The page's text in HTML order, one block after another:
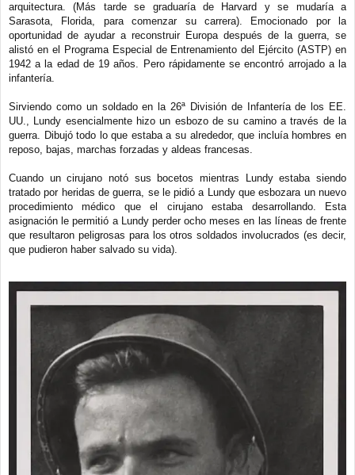
arquitectura. (Más tarde se graduaría de Harvard y se mudaría a
Sarasota, Florida, para comenzar su carrera). Emocionado por la
oportunidad de ayudar a reconstruir Europa después de la guerra, se
alistó en el Programa Especial de Entrenamiento del Ejército (ASTP) en
1942 a la edad de 19 años. Pero rápidamente se encontró arrojado a la
infantería.
Sirviendo como un soldado en la 26ª División de Infantería de los EE.
UU., Lundy esencialmente hizo un esbozo de su camino a través de la
guerra. Dibujó todo lo que estaba a su alrededor, que incluía hombres en
reposo, bajas, marchas forzadas y aldeas francesas.
Cuando un cirujano notó sus bocetos mientras Lundy estaba siendo
tratado por heridas de guerra, se le pidió a Lundy que esbozara un nuevo
procedimiento médico que el cirujano estaba desarrollando. Esta
asignación le permitió a Lundy perder ocho meses en las líneas de frente
que resultaron peligrosas para los otros soldados involucrados (es decir,
que pudieron haber salvado su vida).